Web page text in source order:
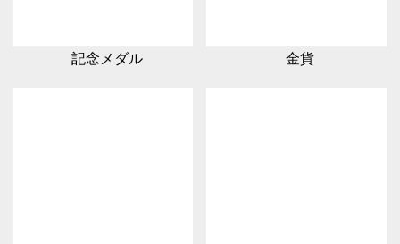
記念メダル 金貨